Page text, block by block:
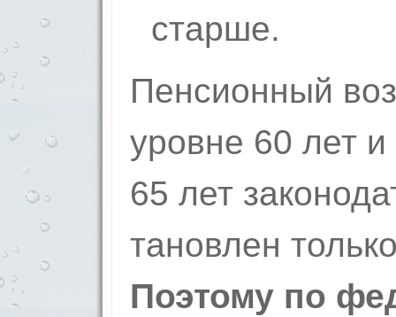
старше.
Пенсионный
уровне 60 лет
65 лет
тановлен
Поэтому по